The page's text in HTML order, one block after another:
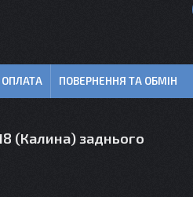
ПОВЕРНЕННЯ ТА ОБМІН
(Калина) заднього